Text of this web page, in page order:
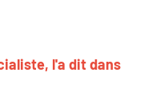
l'a dit dans